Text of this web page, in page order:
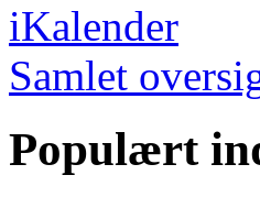
Samlet
Populært